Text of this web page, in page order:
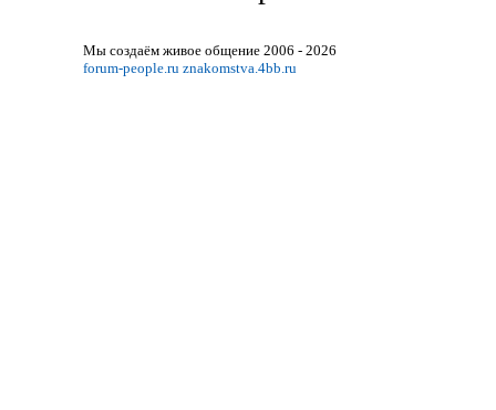
Мы создаём живое общение 2006 - 2026
forum-people.ru znakomstva.4bb.ru